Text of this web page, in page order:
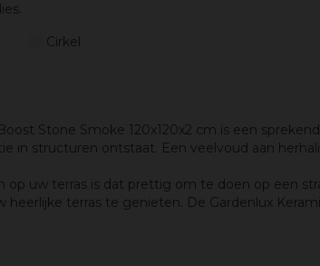
Cirkel
Stone Smoke 120x120x2 cm is een
in structuren ontstaat. Een veelvoud aan
uw terras is dat prettig om te doen op een
terras te genieten. De Gardenlux